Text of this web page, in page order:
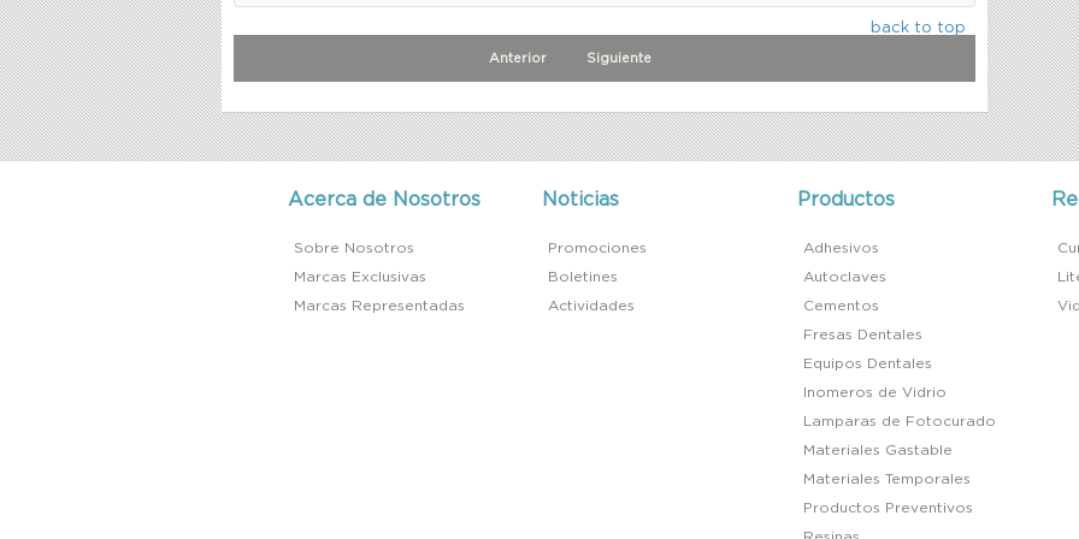
back to top
Anterior Siguiente
Acerca de Nosotros
Sobre Nosotros
Marcas Exclusivas
Marcas Representadas
Noticias
Promociones
Boletines
Actividades
Productos
Adhesivos
Autoclaves
Cementos
Fresas Dentales
Equipos Dentales
Inomeros de Vidrio
Lamparas de Fotocurado
Materiales Gastable
Materiales Temporales
Productos Preventivos